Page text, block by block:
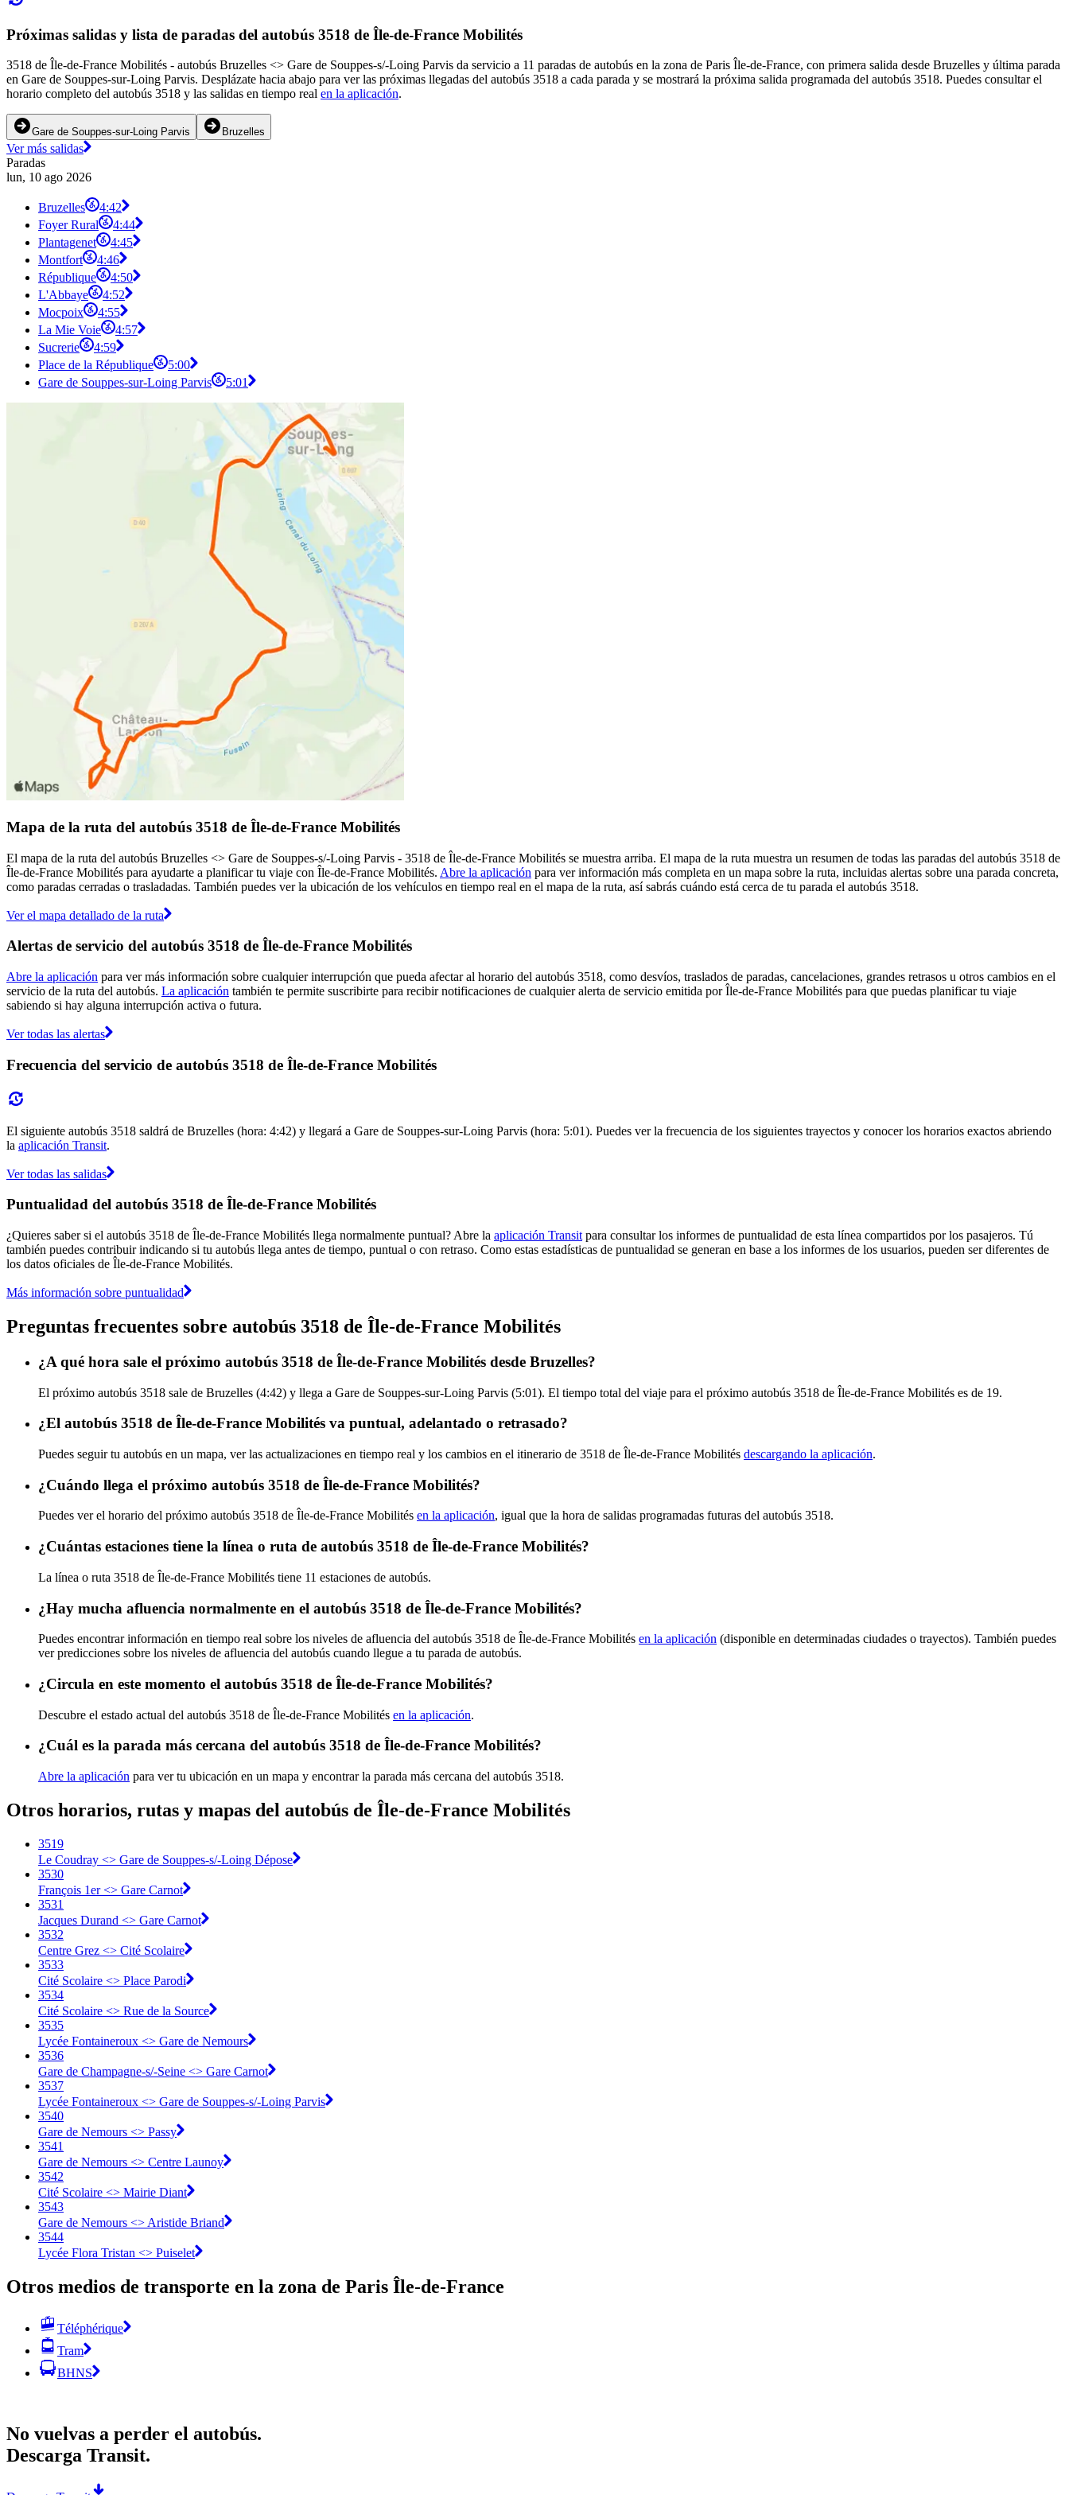
Próximas salidas y lista de paradas del autobús 3518 de Île-de-France Mobilités
3518 de Île-de-France Mobilités - autobús Bruzelles <> Gare de Souppes-s/-Loing Parvis da servicio a 11 paradas de autobús en la zona de Paris Île-de-France, con primera salida desde Bruzelles y última parada
en Gare de Souppes-sur-Loing Parvis. Desplázate hacia abajo para ver las próximas llegadas del autobús 3518 a cada parada y se mostrará la próxima salida programada del autobús 3518. Puedes consultar el
horario completo del autobús 3518 y las salidas en tiempo real en la aplicación.
Gare de Souppes-sur-Loing Parvis Bruzelles
Ver más salidas
Paradas
lun, 10 ago 2026
Bruzelles
4:42
Foyer Rural
4:44
Plantagenet
4:45
Montfort
4:46
République
4:50
L'Abbaye
4:52
Mocpoix
4:55
La Mie Voie
4:57
Sucrerie
4:59
Place de la République
5:00
Gare de Souppes-sur-Loing Parvis
5:01
Mapa de la ruta del autobús 3518 de Île-de-France Mobilités
El mapa de la ruta del autobús Bruzelles <> Gare de Souppes-s/-Loing Parvis - 3518 de Île-de-France Mobilités se muestra arriba. El mapa de la ruta muestra un resumen de todas las paradas del autobús 3518 de
Île-de-France Mobilités para ayudarte a planificar tu viaje con Île-de-France Mobilités. Abre la aplicación para ver información más completa en un mapa sobre la ruta, incluidas alertas sobre una parada concreta,
como paradas cerradas o trasladadas. También puedes ver la ubicación de los vehículos en tiempo real en el mapa de la ruta, así sabrás cuándo está cerca de tu parada el autobús 3518.
Ver el mapa detallado de la ruta
Alertas de servicio del autobús 3518 de Île-de-France Mobilités
Abre la aplicación para ver más información sobre cualquier interrupción que pueda afectar al horario del autobús 3518, como desvíos, traslados de paradas, cancelaciones, grandes retrasos u otros cambios en el
servicio de la ruta del autobús. La aplicación también te permite suscribirte para recibir notificaciones de cualquier alerta de servicio emitida por Île-de-France Mobilités para que puedas planificar tu viaje
sabiendo si hay alguna interrupción activa o futura.
Ver todas las alertas
Frecuencia del servicio de autobús 3518 de Île-de-France Mobilités
El siguiente autobús 3518 saldrá de Bruzelles (hora: 4:42) y llegará a Gare de Souppes-sur-Loing Parvis (hora: 5:01). Puedes ver la frecuencia de los siguientes trayectos y conocer los horarios exactos abriendo
la aplicación Transit.
Ver todas las salidas
Puntualidad del autobús 3518 de Île-de-France Mobilités
¿Quieres saber si el autobús 3518 de Île-de-France Mobilités llega normalmente puntual? Abre la aplicación Transit para consultar los informes de puntualidad de esta línea compartidos por los pasajeros. Tú
también puedes contribuir indicando si tu autobús llega antes de tiempo, puntual o con retraso. Como estas estadísticas de puntualidad se generan en base a los informes de los usuarios, pueden ser diferentes de
los datos oficiales de Île-de-France Mobilités.
Más información sobre puntualidad
Preguntas frecuentes sobre autobús 3518 de Île-de-France Mobilités
¿A qué hora sale el próximo autobús 3518 de Île-de-France Mobilités desde Bruzelles?
El próximo autobús 3518 sale de Bruzelles (4:42) y llega a Gare de Souppes-sur-Loing Parvis (5:01). El tiempo total del viaje para el próximo autobús 3518 de Île-de-France Mobilités es de 19.
¿El autobús 3518 de Île-de-France Mobilités va puntual, adelantado o retrasado?
Puedes seguir tu autobús en un mapa, ver las actualizaciones en tiempo real y los cambios en el itinerario de 3518 de Île-de-France Mobilités descargando la aplicación.
¿Cuándo llega el próximo autobús 3518 de Île-de-France Mobilités?
Puedes ver el horario del próximo autobús 3518 de Île-de-France Mobilités en la aplicación, igual que la hora de salidas programadas futuras del autobús 3518.
¿Cuántas estaciones tiene la línea o ruta de autobús 3518 de Île-de-France Mobilités?
La línea o ruta 3518 de Île-de-France Mobilités tiene 11 estaciones de autobús.
¿Hay mucha afluencia normalmente en el autobús 3518 de Île-de-France Mobilités?
Puedes encontrar información en tiempo real sobre los niveles de afluencia del autobús 3518 de Île-de-France Mobilités en la aplicación (disponible en determinadas ciudades o trayectos). También puedes
ver predicciones sobre los niveles de afluencia del autobús cuando llegue a tu parada de autobús.
¿Circula en este momento el autobús 3518 de Île-de-France Mobilités?
Descubre el estado actual del autobús 3518 de Île-de-France Mobilités en la aplicación.
¿Cuál es la parada más cercana del autobús 3518 de Île-de-France Mobilités?
Abre la aplicación para ver tu ubicación en un mapa y encontrar la parada más cercana del autobús 3518.
Otros horarios, rutas y mapas del autobús de Île-de-France Mobilités
3519
Le Coudray <> Gare de Souppes-s/-Loing Dépose
3530
François 1er <> Gare Carnot
3531
Jacques Durand <> Gare Carnot
3532
Centre Grez <> Cité Scolaire
3533
Cité Scolaire <> Place Parodi
3534
Cité Scolaire <> Rue de la Source
3535
Lycée Fontaineroux <> Gare de Nemours
3536
Gare de Champagne-s/-Seine <> Gare Carnot
3537
Lycée Fontaineroux <> Gare de Souppes-s/-Loing Parvis
3540
Gare de Nemours <> Passy
3541
Gare de Nemours <> Centre Launoy
3542
Cité Scolaire <> Mairie Diant
3543
Gare de Nemours <> Aristide Briand
3544
Lycée Flora Tristan <> Puiselet
Otros medios de transporte en la zona de Paris Île-de-France
Téléphérique
Tram
BHNS
No vuelvas a perder el autobús.
Descarga Transit.